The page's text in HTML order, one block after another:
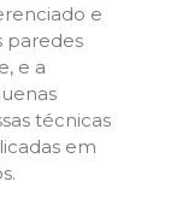
e
paredes
e a
técnicas
em